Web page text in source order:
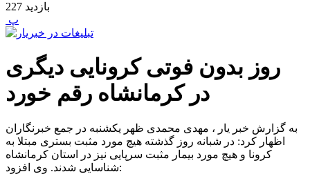
227 بازدید
‍ پ
روز بدون فوتی کرونایی دیگری
در کرمانشاه رقم خورد
به گزارش خبر یار ، مهدی محمدی ظهر یکشنبه در جمع خبرنگاران
اظهار کرد: در شبانه روز گذشته هیچ مورد مثبت بستری مبتلا به
کرونا و هیچ مورد بیمار مثبت سرپایی نیز در استان کرمانشاه
شناسایی شدند. وی افزود: